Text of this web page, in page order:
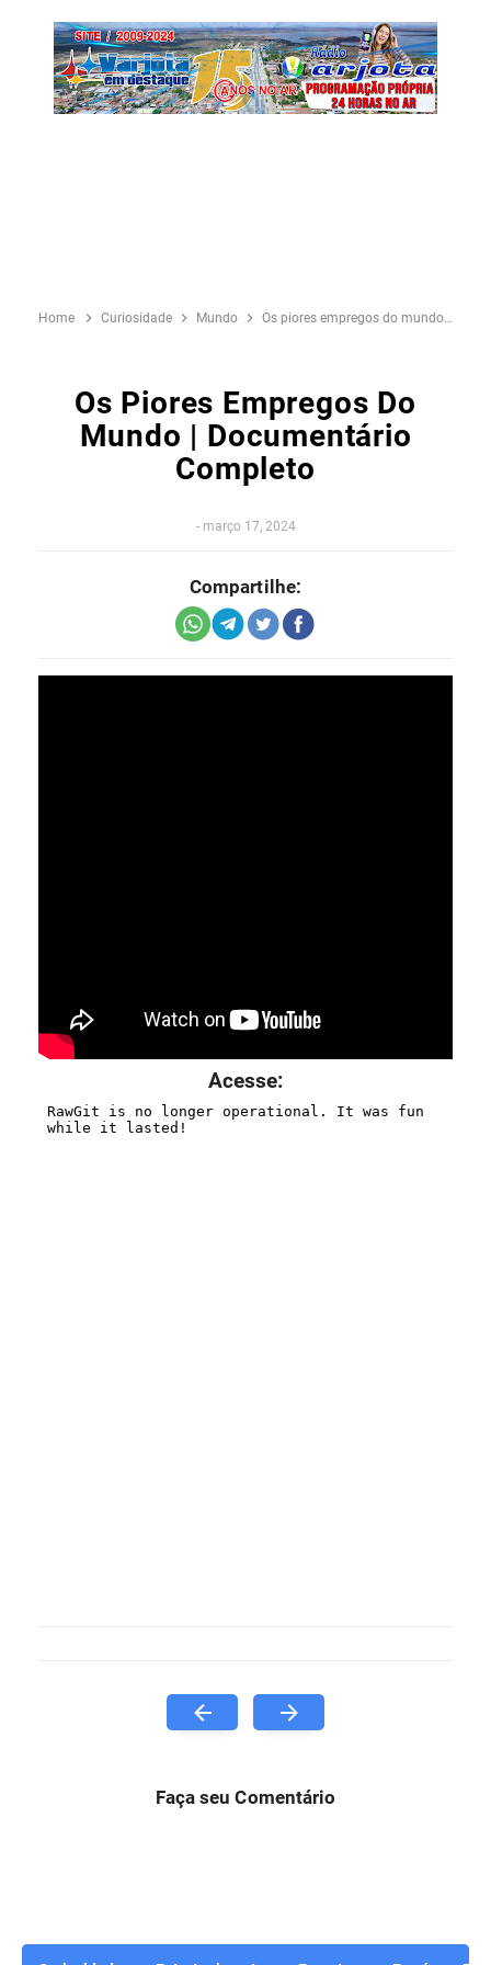
Home Curiosidade Mundo Os piores empregos do mundo | Documentário completo
Os Piores Empregos Do
Mundo | Documentário
Completo
- março 17, 2024
Compartilhe:
Acesse:
Faça seu Comentário